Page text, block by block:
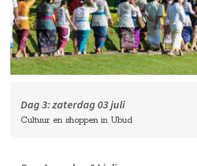
Dag 3:zaterdag 03 juli
Cultuur en shoppen in Ubud